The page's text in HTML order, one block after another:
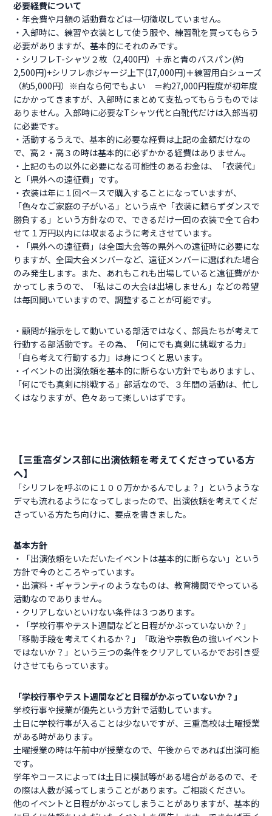
必要経費について
・年会費や月額の活動費などは一切徴収していません。
・入部時に、練習や衣装として使う服や、練習靴を買ってもらう
必要がありますが、基本的にそれのみです。
・シリフレT-シャツ２枚（2,400円）＋赤と青のバスパン(約
2,500円)+シリフレ赤ジャージ上下(17,000円)＋練習用白シューズ
（約5,000円）※白なら何でもよい ＝約27,000円程度が初年度
にかかってきますが、入部時にまとめて支払ってもらうものでは
ありません。入部時に必要なTシャツ代と白靴代だけは入部当初
に必要です。
・活動するうえで、基本的に必要な経費は上記の金額だけなの
で、高２・高３の時は基本的に必ずかかる経費はありません。
・上記のもの以外に必要になる可能性のあるお金は、「衣装代」
と「県外への遠征費」です。
・衣装は年に１回ペースで購入することになっていますが、
「色々なご家庭の子がいる」という点や「衣装に頼らずダンスで
勝負する」という方針なので、できるだけ一回の衣装で全て合わ
せて１万円以内には収まるように考えさせています。
・「県外への遠征費」は全国大会等の県外への遠征時に必要にな
りますが、全国大会メンバーなど、遠征メンバーに選ばれた場合
のみ発生します。また、あれもこれも出場していると遠征費がか
かってしまうので、「私はこの大会は出場しません」などの希望
は毎回聞いていますので、調整することが可能です。
・顧問が指示をして動いている部活ではなく、部員たちが考えて
行動する部活動です。その為、「何にでも真剣に挑戦する力」
「自ら考えて行動する力」は身につくと思います。
・イベントの出演依頼を基本的に断らない方針でもありますし、
「何にでも真剣に挑戦する」部活なので、３年間の活動は、忙し
くはなりますが、色々あって楽しいはずです。
【三重高ダンス部に出演依頼を考えてくださっている方
へ】
「シリフレを呼ぶのに１００万かかるんでしょ？」というような
デマも流れるようになってしまったので、出演依頼を考えてくだ
さっている方たち向けに、要点を書きました。
基本方針
・「出演依頼をいただいたイベントは基本的に断らない」という
方針で今のところやっています。
・出演料・ギャランティのようなものは、教育機関でやっている
活動なのでありません。
・クリアしないといけない条件は３つあります。
・「学校行事やテスト週間などと日程がかぶっていないか？」
「移動手段を考えてくれるか？」「政治や宗教色の強いイベント
ではないか？」という三つの条件をクリアしているかでお引き受
けさせてもらっています。
「学校行事やテスト週間などと日程がかぶっていないか？」
学校行事や授業が優先という方針で活動しています。
土日に学校行事が入ることは少ないですが、三重高校は土曜授業
がある時があります。
土曜授業の時は午前中が授業なので、午後からであれば出演可能
です。
学年やコースによっては土日に模試等がある場合があるので、そ
の際は人数が減ってしまうことがあります。ご相談ください。
他のイベントと日程がかぶってしまうことがありますが、基本的